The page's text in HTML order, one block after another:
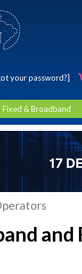
your password?]
Fixed & Broadband
and